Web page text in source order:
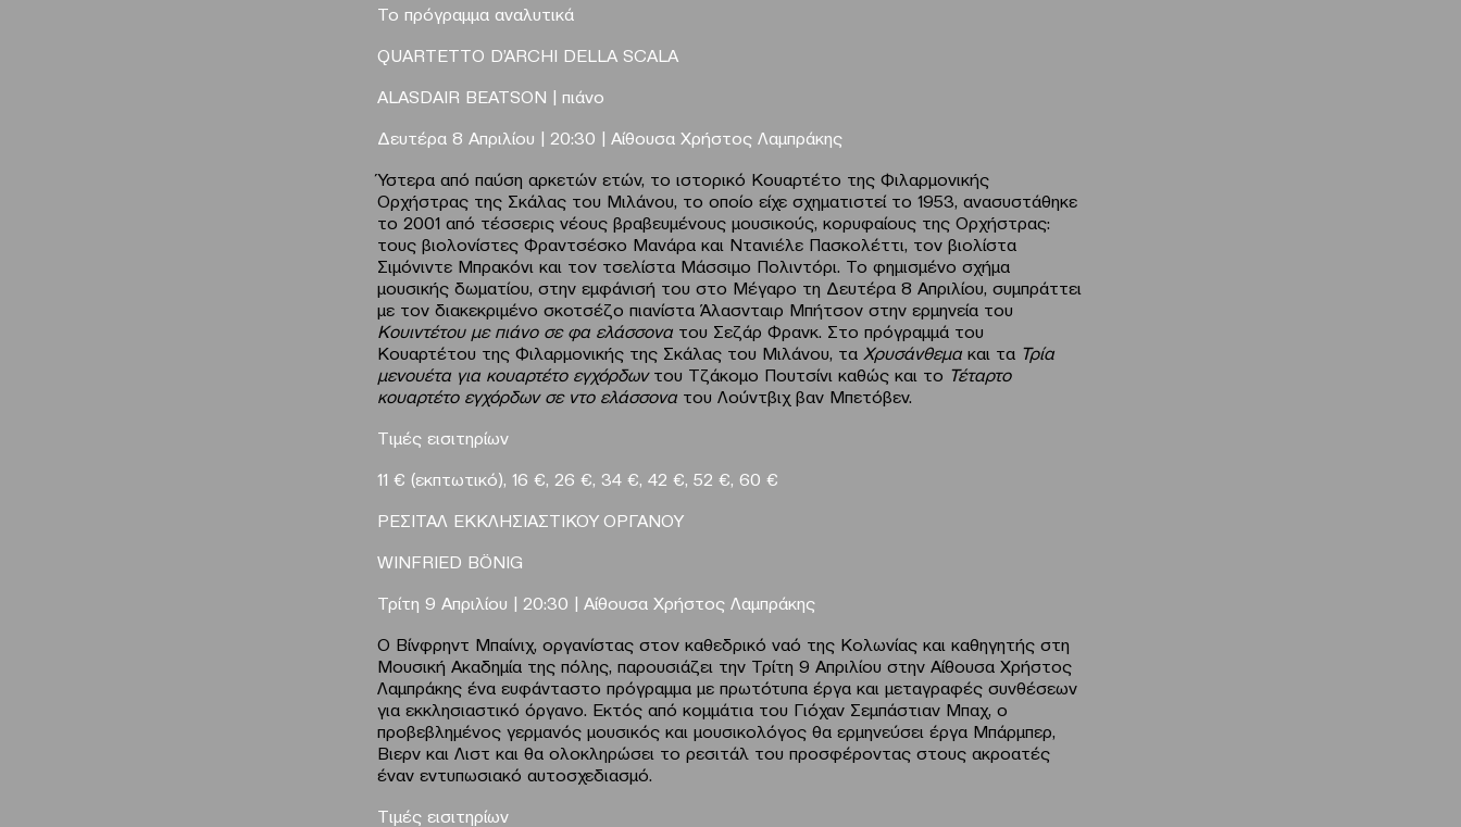
Το πρόγραμμα αναλυτικά
QUARTETTO D’ARCHI DELLA SCALA
ALASDAIR BEATSON | πιάνο
Δευτέρα 8 Απριλίου | 20:30 | Αίθουσα Χρήστος Λαμπράκης
Ύστερα από παύση αρκετών ετών, το ιστορικό Κουαρτέτο της Φιλαρμονικής
Ορχήστρας της Σκάλας του Μιλάνου, το οποίο είχε σχηματιστεί το 1953, ανασυστάθηκε
το 2001 από τέσσερις νέους βραβευμένους μουσικούς, κορυφαίους της Ορχήστρας:
τους βιολονίστες Φραντσέσκο Μανάρα και Ντανιέλε Πασκολέττι, τον βιολίστα
Σιμόνιντε Μπρακόνι και τον τσελίστα Μάσσιμο Πολιντόρι. Το φημισμένο σχήμα
μουσικής δωματίου, στην εμφάνισή του στο Μέγαρο τη Δευτέρα 8 Απριλίου, συμπράττει
με τον διακεκριμένο σκοτσέζο πιανίστα Άλασνταιρ Μπήτσον στην ερμηνεία του
Κουιντέτου με πιάνο σε φα ελάσσονα του Σεζάρ Φρανκ. Στο πρόγραμμά του
Κουαρτέτου της Φιλαρμονικής της Σκάλας του Μιλάνου, τα Χρυσάνθεμα και τα Τρία
μενουέτα για κουαρτέτο εγχόρδων του Τζάκομο Πουτσίνι καθώς και το Τέταρτο
κουαρτέτο εγχόρδων σε ντο ελάσσονα του Λούντβιχ βαν Μπετόβεν.
Τιμές εισιτηρίων
11 € (εκπτωτικό), 16 €, 26 €, 34 €, 42 €, 52 €, 60 €
ΡΕΣΙΤΑΛ ΕΚΚΛΗΣΙΑΣΤΙΚΟΥ ΟΡΓΑΝΟΥ
WINFRIED BÖNIG
Τρίτη 9 Απριλίου | 20:30 | Αίθουσα Χρήστος Λαμπράκης
Ο Bίνφρηντ Μπαίνιχ, οργανίστας στον καθεδρικό ναό της Κολωνίας και καθηγητής στη
Μουσική Ακαδημία της πόλης, παρουσιάζει την Τρίτη 9 Απριλίου στην Αίθουσα Χρήστος
Λαμπράκης ένα ευφάνταστο πρόγραμμα με πρωτότυπα έργα και μεταγραφές συνθέσεων
για εκκλησιαστικό όργανο. Εκτός από κομμάτια του Γιόχαν Σεμπάστιαν Μπαχ, ο
προβεβλημένος γερμανός μουσικός και μουσικολόγος θα ερμηνεύσει έργα Μπάρμπερ,
Βιερν και Λιστ και θα ολοκληρώσει το ρεσιτάλ του προσφέροντας στους ακροατές
έναν εντυπωσιακό αυτοσχεδιασμό.
Tιμές εισιτηρίων